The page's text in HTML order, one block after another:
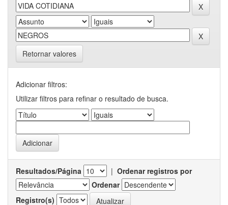
Retornar valores
Adicionar filtros:
Utilizar filtros para refinar o resultado de busca.
Resultados/Página | Ordenar registros por
Ordenar
Registro(s)